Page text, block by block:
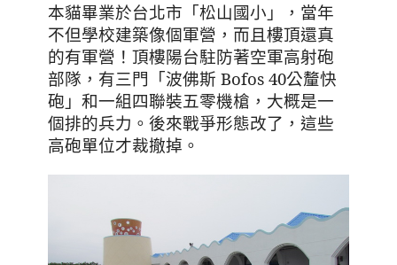
本貓畢業於台北市「松山國小」，當年
不但學校建築像個軍營，而且樓頂還真
的有軍營！頂樓陽台駐防著空軍高射砲
部隊，有三門「波佛斯 Bofos 40公釐快
砲」和一組四聯裝五零機槍，大概是一
個排的兵力。後來戰爭形態改了，這些
高砲單位才裁撤掉。